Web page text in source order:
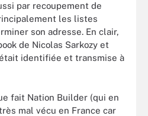
par recoupement de
les listes
son adresse. En clair,
de Nicolas Sarkozy et
était identifiée et transmise à
fait Nation Builder (qui en
mal vécu en France car